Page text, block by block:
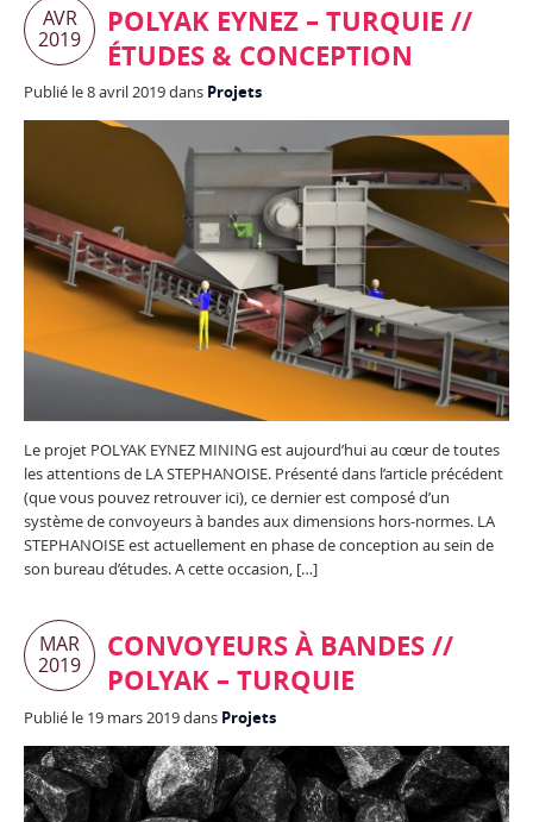
AVR
2019
POLYAK EYNEZ – TURQUIE //
ÉTUDES & CONCEPTION
Publié le 8 avril 2019 dans Projets
Le projet POLYAK EYNEZ MINING est aujourd’hui au cœur de toutes
les attentions de LA STEPHANOISE. Présenté dans l’article précédent
(que vous pouvez retrouver ici), ce dernier est composé d’un
système de convoyeurs à bandes aux dimensions hors-normes. LA
STEPHANOISE est actuellement en phase de conception au sein de
son bureau d’études. A cette occasion, […]
MAR
2019
CONVOYEURS À BANDES //
POLYAK – TURQUIE
Publié le 19 mars 2019 dans Projets